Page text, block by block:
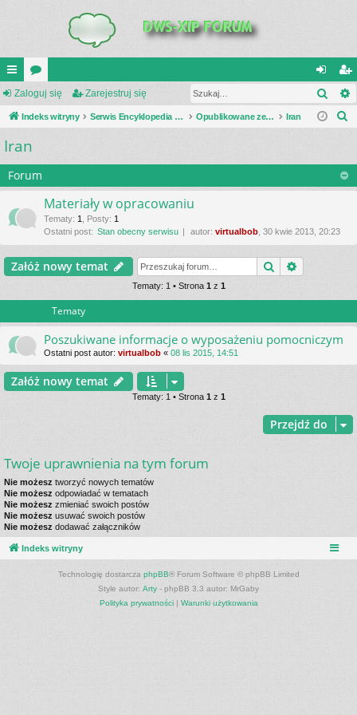
UI
C
K
_L
IN
K
or
a
al
og
si
ę
ar
ej
tru
j
Zaloguj się Zarejestruj się
Indeks witryny Serwis Encyklopedia Uzbrojenia Opublikowane zestawienia Iran
a
Iran
Forum
Materiały w opracowaniu
Tematy: 1 Posty: 1
Ostatni post: Stan obecny serwisu autor: virtualbob , 30 kwie 2013, 20:23
Załóż nowy temat Szukaj
Tematy: 1 • Strona 1z 1
Tematy
Poszukiwane informacje o wyposażeniu pomocniczym
Ostatni post autor: virtualbob « 08 lis 2015, 14:51
Załóż nowy temat
Tematy: 1 • Strona 1 z 1
Przejdź do
Twoje uprawnienia na tym forum
Nie możesz tworzyć nowych tematów
Nie możesz odpowiadać w tematach
Nie możesz zmieniać swoich postów
Nie możesz usuwać swoich postów
Nie możesz dodawać załączników
Indeks witryny
Technologię dostarcza phpBB® Forum Software © phpBB Limited
Style autor: Arty - phpBB 3.3 autor: MrGaby
Polityka prywatności| Warunki użytkowania